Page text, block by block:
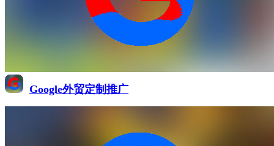
Google外贸定制推广